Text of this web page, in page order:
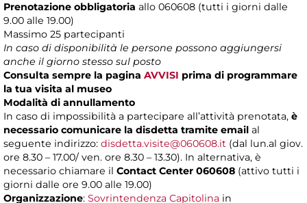
Prenotazione obbligatoria allo 060608 (tutti i giorni dalle
9.00 alle 19.00)
Massimo 25 partecipanti
In caso di disponibilità le persone possono aggiungersi
anche il giorno stesso sul posto
Consulta sempre la pagina AVVISI prima di programmare
la tua visita al museo
Modalità di annullamento
In caso di impossibilità a partecipare all’attività prenotata, è
necessario comunicare la disdetta tramite email al
seguente indirizzo: disdetta.visite@060608.it (dal lun.al giov.
ore 8.30 – 17.00/ ven. ore 8.30 – 13.30). In alternativa, è
necessario chiamare il Contact Center 060608 (attivo tutti i
giorni dalle ore 9.00 alle 19.00)
Organizzazione: Sovrintendenza Capitolina in